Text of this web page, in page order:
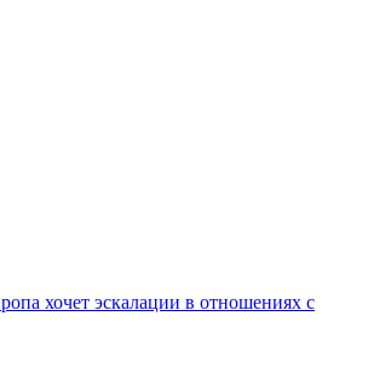
хочет эскалации в отношениях с